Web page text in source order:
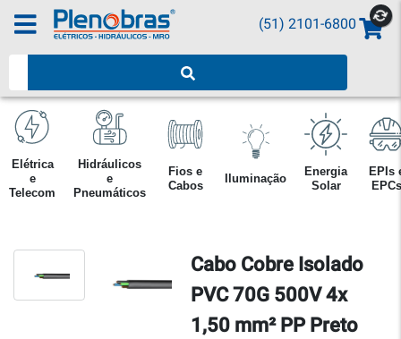
(51) 2101-6800
Elétrica
e
Telecom
Hidráulicos
e
Pneumáticos
Fios e
Cabos
Iluminação
Energia
Solar
EPIs
EPCs
Cabo Cobre Isolado
PVC 70G 500V 4x
1,50 mm² PP Preto